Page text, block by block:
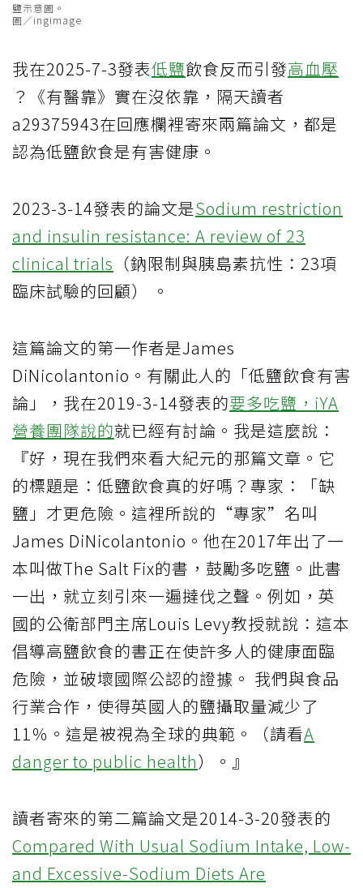
鹽示意圖。
圖／ingimage
我在2025-7-3發表低鹽飲食反而引發高血壓
？《有醫靠》實在沒依靠，隔天讀者
a29375943在回應欄裡寄來兩篇論文，都是
認為低鹽飲食是有害健康。
2023-3-14發表的論文是Sodium restriction
and insulin resistance: A review of 23
clinical trials （鈉限制與胰島素抗性：23項
臨床試驗的回顧） 。
這篇論文的第一作者是James
DiNicolantonio。有關此人的「低鹽飲食有害
論」，我在2019-3-14發表的要多吃鹽，iYA
營養團隊說的就已經有討論。我是這麼說：
『好，現在我們來看大紀元的那篇文章。它
的標題是：低鹽飲食真的好嗎？專家：「缺
鹽」才更危險。這裡所說的“專家”名叫
James DiNicolantonio。他在2017年出了一
本叫做The Salt Fix的書，鼓勵多吃鹽。此書
一出，就立刻引來一遍撻伐之聲。例如，英
國的公衛部門主席Louis Levy教授就說：這本
倡導高鹽飲食的書正在使許多人的健康面臨
危險，並破壞國際公認的證據。 我們與食品
行業合作，使得英國人的鹽攝取量減少了
11％。這是被視為全球的典範。（請看A
danger to public health）。』
讀者寄來的第二篇論文是2014-3-20發表的
Compared With Usual Sodium Intake, Low-
and Excessive-Sodium Diets Are